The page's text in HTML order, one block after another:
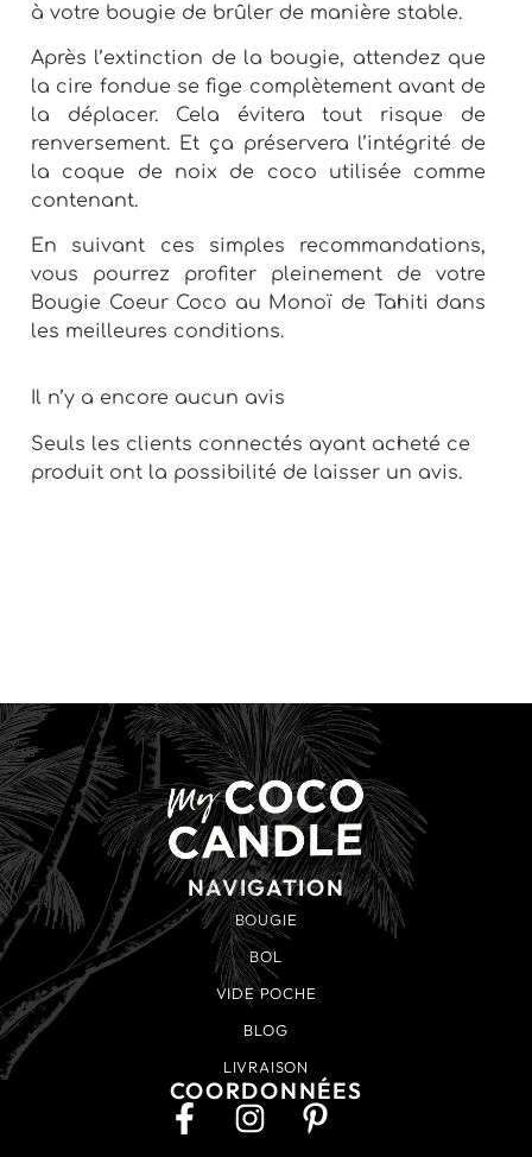
à votre bougie de brûler de manière stable.
Après l’extinction de la bougie, attendez que
la cire fondue se fige complètement avant de
la déplacer. Cela évitera tout risque de
renversement. Et ça préservera l’intégrité de
la coque de noix de coco utilisée comme
contenant.
En suivant ces simples recommandations,
vous pourrez profiter pleinement de votre
Bougie Coeur Coco au Monoï de Tahiti dans
les meilleures conditions.
Il n’y a encore aucun avis
Seuls les clients connectés ayant acheté ce
produit ont la possibilité de laisser un avis.
NAVIGATION
BOUGIE
BOL
VIDE POCHE
BLOG
LIVRAISON
COORDONNÉES